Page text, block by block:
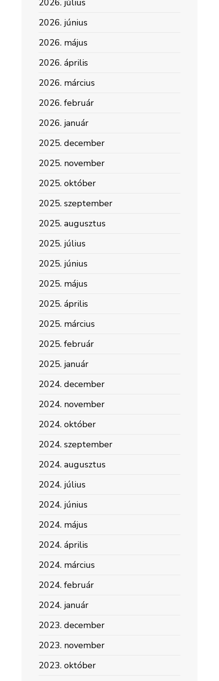
2026. július
2026. június
2026. május
2026. április
2026. március
2026. február
2026. január
2025. december
2025. november
2025. október
2025. szeptember
2025. augusztus
2025. július
2025. június
2025. május
2025. április
2025. március
2025. február
2025. január
2024. december
2024. november
2024. október
2024. szeptember
2024. augusztus
2024. július
2024. június
2024. május
2024. április
2024. március
2024. február
2024. január
2023. december
2023. november
2023. október